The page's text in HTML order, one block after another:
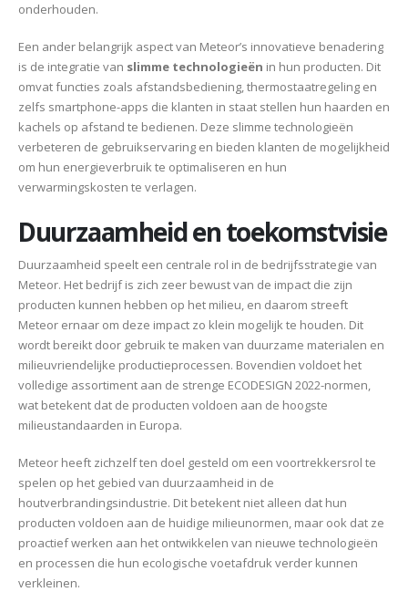
onderhouden.
Een ander belangrijk aspect van Meteor’s innovatieve benadering
is de integratie van slimme technologieën in hun producten. Dit
omvat functies zoals afstandsbediening, thermostaatregeling en
zelfs smartphone-apps die klanten in staat stellen hun haarden en
kachels op afstand te bedienen. Deze slimme technologieën
verbeteren de gebruikservaring en bieden klanten de mogelijkheid
om hun energieverbruik te optimaliseren en hun
verwarmingskosten te verlagen.
Duurzaamheid en toekomstvisie
Duurzaamheid speelt een centrale rol in de bedrijfsstrategie van
Meteor. Het bedrijf is zich zeer bewust van de impact die zijn
producten kunnen hebben op het milieu, en daarom streeft
Meteor ernaar om deze impact zo klein mogelijk te houden. Dit
wordt bereikt door gebruik te maken van duurzame materialen en
milieuvriendelijke productieprocessen. Bovendien voldoet het
volledige assortiment aan de strenge ECODESIGN 2022-normen,
wat betekent dat de producten voldoen aan de hoogste
milieustandaarden in Europa.
Meteor heeft zichzelf ten doel gesteld om een voortrekkersrol te
spelen op het gebied van duurzaamheid in de
houtverbrandingsindustrie. Dit betekent niet alleen dat hun
producten voldoen aan de huidige milieunormen, maar ook dat ze
proactief werken aan het ontwikkelen van nieuwe technologieën
en processen die hun ecologische voetafdruk verder kunnen
verkleinen.